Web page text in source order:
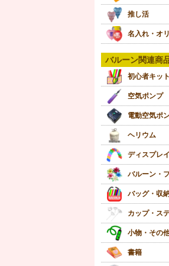
推し活
名入れ・オ
バルーン関連商
初心者キット
空気ポンプ
電動空気ポ
ヘリウム
ディスプレ
バルーン・
バッグ・収
カップ・ス
小物・その
書籍